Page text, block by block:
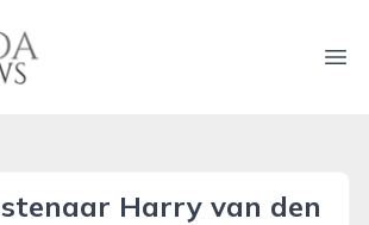
Harry van den